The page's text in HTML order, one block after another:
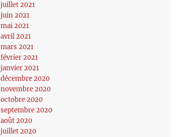
juillet 2021
juin 2021
mai 2021
avril 2021
mars 2021
février 2021
janvier 2021
décembre 2020
novembre 2020
octobre 2020
septembre 2020
août 2020
juillet 2020